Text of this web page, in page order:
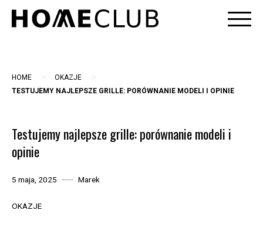
Skip
HOME > OKAZJE >
TESTUJEMY NAJLEPSZE GRILLE: PORÓWNANIE MODELI I OPINIE
Testujemy najlepsze grille: porównanie modeli i
opinie
5 maja, 2025 Marek
OKAZJE